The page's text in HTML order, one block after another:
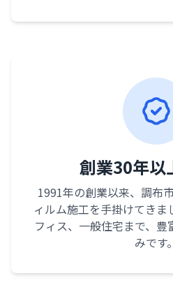
創業30年以
1991年の創業以来、調布
ィルム施工を手掛けてき
フィス、一般住宅まで、
みです。